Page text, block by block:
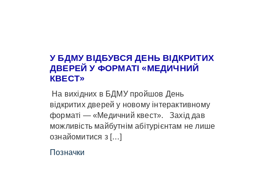
У БДМУ ВІДБУВСЯ ДЕНЬ ВІДКРИТИХ
ДВЕРЕЙ У ФОРМАТІ «МЕДИЧНИЙ
КВЕСТ»
На вихідних в БДМУ пройшов День
відкритих дверей у новому інтерактивному
форматі — «Медичний квест». Захід дав
можливість майбутнім абітурієнтам не лише
ознайомитися з […]
Позначки